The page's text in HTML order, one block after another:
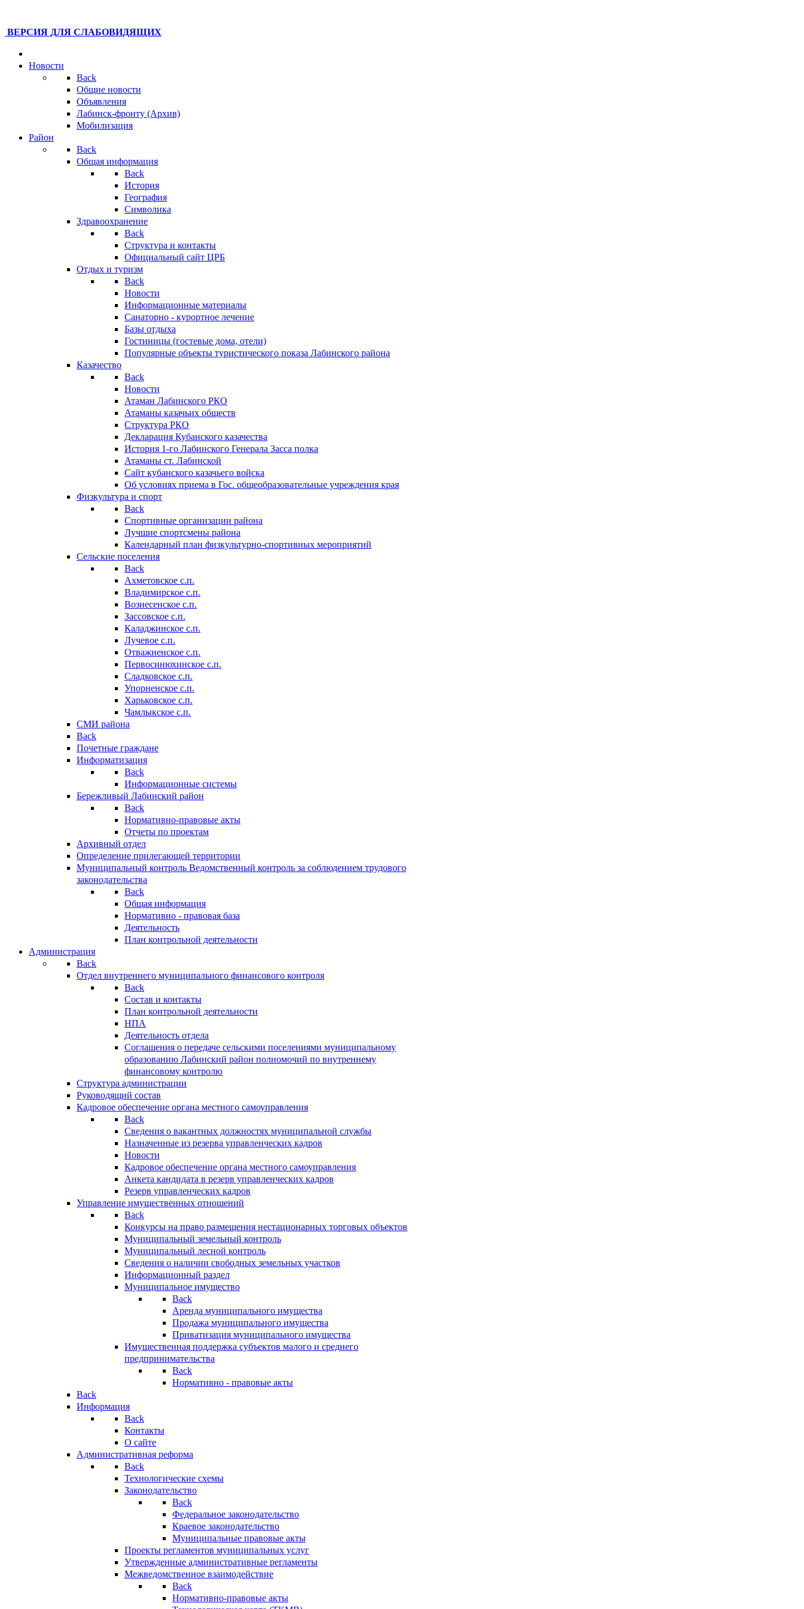
ВЕРСИЯ ДЛЯ СЛАБОВИДЯЩИХ
Новости
Back
Общие новости
Объявления
Лабинск-фронту (Архив)
Мобилизация
Район
Back
Общая информация
Back
История
География
Символика
Здравоохранение
Back
Структура и контакты
Официальный сайт ЦРБ
Отдых и туризм
Back
Новости
Информационные материалы
Санаторно - курортное лечение
Базы отдыха
Гостиницы (гостевые дома, отели)
Популярные объекты туристического показа Лабинского района
Казачество
Back
Новости
Атаман Лабинского РКО
Атаманы казачьих обществ
Структура РКО
Декларация Кубанского казачества
История 1-го Лабинского Генерала Засса полка
Атаманы ст. Лабинской
Cайт кубанского казачьего войска
Об условиях приема в Гос. общеобразовательные учреждения края
Физкультура и спорт
Back
Спортивные организации района
Лучшие спортсмены района
Календарный план физкультурно-спортивных мероприятий
Сельские поселения
Back
Ахметовское с.п.
Владимирское с.п.
Вознесенское с.п.
Зассовское с.п.
Каладжинское с.п.
Лучевое с.п.
Отважненское с.п.
Первосинюхинское с.п.
Сладковское с.п.
Упорненское с.п.
Харьковское с.п.
Чамлыкское с.п.
СМИ района
Back
Почетные граждане
Информатизация
Back
Информационные системы
Бережливый Лабинский район
Back
Нормативно-правовые акты
Отчеты по проектам
Архивный отдел
Определение прилегающей территории
Муниципальный контроль Ведомственный контроль за соблюдением трудового
законодательства
Back
Общая информация
Нормативно - правовая база
Деятельность
План контрольной деятельности
Администрация
Back
Отдел внутреннего муниципального финансового контроля
Back
Состав и контакты
План контрольной деятельности
НПА
Деятельность отдела
Соглашения о передаче сельскими поселениями муниципальному
образованию Лабинский район полномочий по внутреннему
финансовому контролю
Структура администрации
Руководящий состав
Кадровое обеспечение органа местного самоуправления
Back
Сведения о вакантных должностях муниципальной службы
Назначенные из резерва управленческих кадров
Новости
Кадровое обеспечение органа местного самоуправления
Анкета кандидата в резерв управленческих кадров
Резерв управленческих кадров
Управление имущественных отношений
Back
Конкурсы на право размещения нестационарных торговых объектов
Муниципальный земельный контроль
Муниципальный лесной контроль
Сведения о наличии свободных земельных участков
Информационный раздел
Муниципальное имущество
Back
Аренда муниципального имущества
Продажа муниципального имущества
Приватизация муниципального имущества
Имущественная поддержка субъектов малого и среднего
предпринимательства
Back
Нормативно - правовые акты
Back
Информация
Back
Контакты
О сайте
Административная реформа
Back
Технологические схемы
Законодательство
Back
Федеральное законодательство
Краевое законодательство
Муниципальные правовые акты
Проекты регламентов муниципальных услуг
Утвержденные административные регламенты
Межведомственное взаимодействие
Back
Нормативно-правовые акты